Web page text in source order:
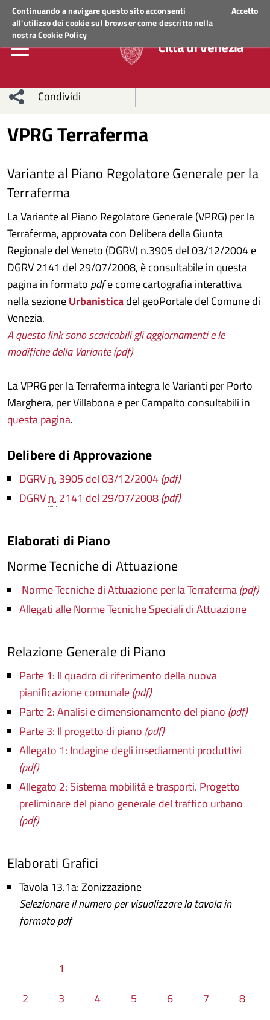
Continuando a navigare questo sito acconsenti
all'utilizzo dei cookie sul browser come descritto nella
nostraCookie Policy
Accetto
Regione Veneto ACCEDI AI SERVIZI
Città di Venezia
Condividi
network
Condividi
Condividi
Facebook
su
Twitter
Condividi
su
Facebook
Condividi
su
Whatsapp
VPRG Terraferma
Variante al Piano Regolatore Generale per la
Terraferma
La Variante al Piano Regolatore Generale (VPRG) per la
Terraferma, approvata con Delibera della Giunta
Regionale del Veneto (DGRV) n.3905 del 03/12/2004 e
DGRV 2141 del 29/07/2008, è consultabile in questa
pagina in formato pdfe come cartografia interattiva
nella sezioneUrbanisticadel geoPortale del Comune di
Venezia.
A questo link sono scaricabili gli aggiornamenti e le
modifiche della Variante (pdf)
La VPRG per la Terraferma integra le Varianti per Porto
Marghera, per Villabona e per Campalto consultabili in
questa pagina.
Delibere di Approvazione
DGRVn. 3905 del 03/12/2004(pdf)
DGRVn. 2141 del 29/07/2008(pdf)
Elaborati di Piano
Norme Tecniche di Attuazione
Norme Tecniche di Attuazione per la Terraferma(pdf)
Allegati alle Norme Tecniche Speciali di Attuazione
Relazione Generale di Piano
Parte 1: Il quadro di riferimento della nuova
pianificazione comunale(pdf)
Parte 2: Analisi e dimensionamento del piano (pdf)
Parte 3: Il progetto di piano (pdf)
Allegato 1: Indagine degli insediamenti produttivi
(pdf)
Allegato 2: Sistema mobilità e trasporti. Progetto
preliminare del piano generale del traffico urbano
(pdf)
Elaborati Grafici
Tavola 13.1a: Zonizzazione
Selezionare il numero per visualizzare la tavola in
formato pdf
1
2
3 4 5 6 7
8